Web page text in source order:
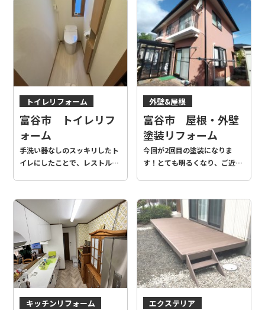
トイレリフォーム
富谷市 トイレリフ
ォーム
手洗い器なしのスッキリしたト
イレにしたことで、レストルー
外壁&屋根
富谷市 屋根・外壁
塗装リフォーム
今回が2回目の塗装になりま
す！とても明るくなり、ご近所
るようです♪
キッチンリフォーム エクステリア